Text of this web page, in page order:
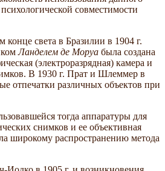
совместимости
конце света в Бразилии в 1904 г.
Ланделем де Моруа была создана
(электроразрядная) камера и
В 1930 г. Прат и Шлеммер в
отпечатки различных объектов при
тогда аппаратуры для
снимков и ее объективная
широкому распространению метода